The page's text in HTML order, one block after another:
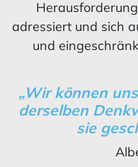
adressiert und sich
und
„Wir können
derselben
sie